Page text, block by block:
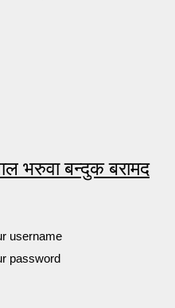
भरुवा बन्दुक बरामद
username
password